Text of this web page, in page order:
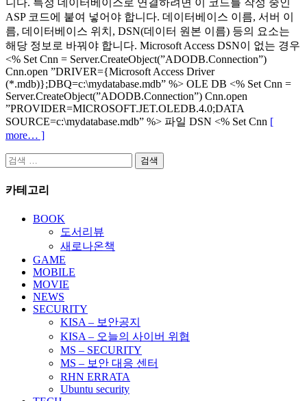
니다. 특정 데이터베이스로 연결하려면 이 코드를 작성 중인
ASP 코드에 붙여 넣어야 합니다. 데이터베이스 이름, 서버 이
름, 데이터베이스 위치, DSN(데이터 원본 이름) 등의 요소는
해당 정보로 바꿔야 합니다. Microsoft Access DSN이 없는 경우
<% Set Cnn = Server.CreateObject(”ADODB.Connection”)
Cnn.open ”DRIVER={Microsoft Access Driver
(*.mdb)};DBQ=c:\mydatabase.mdb” %> OLE DB <% Set Cnn =
Server.CreateObject(”ADODB.Connection”) Cnn.open
”PROVIDER=MICROSOFT.JET.OLEDB.4.0;DATA
SOURCE=c:\mydatabase.mdb” %> 파일 DSN <% Set Cnn [
more… ]
검
카테고리
BOOK
도서리뷰
새로나온책
GAME
MOBILE
MOVIE
NEWS
SECURITY
KISA – 보안공지
KISA – 오늘의 사이버 위협
MS – SECURITY
MS – 보안 대응 센터
RHN ERRATA
Ubuntu security